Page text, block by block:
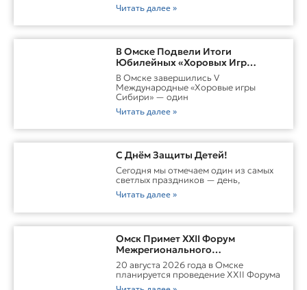
Читать далее »
В Омске Подвели Итоги
Юбилейных «Хоровых Игр
Сибири»
В Омске завершились V
Международные «Хоровые игры
Сибири» — один
Читать далее »
С Днём Защиты Детей!
Сегодня мы отмечаем один из самых
светлых праздников — день,
Читать далее »
Омск Примет XXII Форум
Межрегионального
Сотрудничества России И
Казахстана
20 августа 2026 года в Омске
планируется проведение XXII Форума